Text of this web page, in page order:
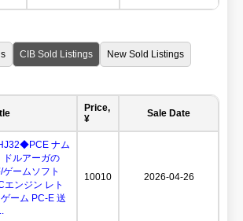
CIB Sold Listings New Sold Listings
Price,
¥
Sale Date
ナム
ドルアーガの
ゲームソフト
エンジン レト
ゲーム PC-E 送
10010 2026-04-26